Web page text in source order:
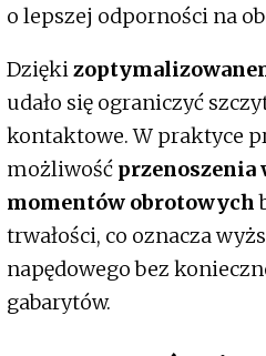
o lepszej odporności na
Dzięki
udało się ograniczyć
kontaktowe. W praktyce
możliwość przenoszenia
momentów obrotowych
trwałości, co oznacza
napędowego bez
gabarytów.